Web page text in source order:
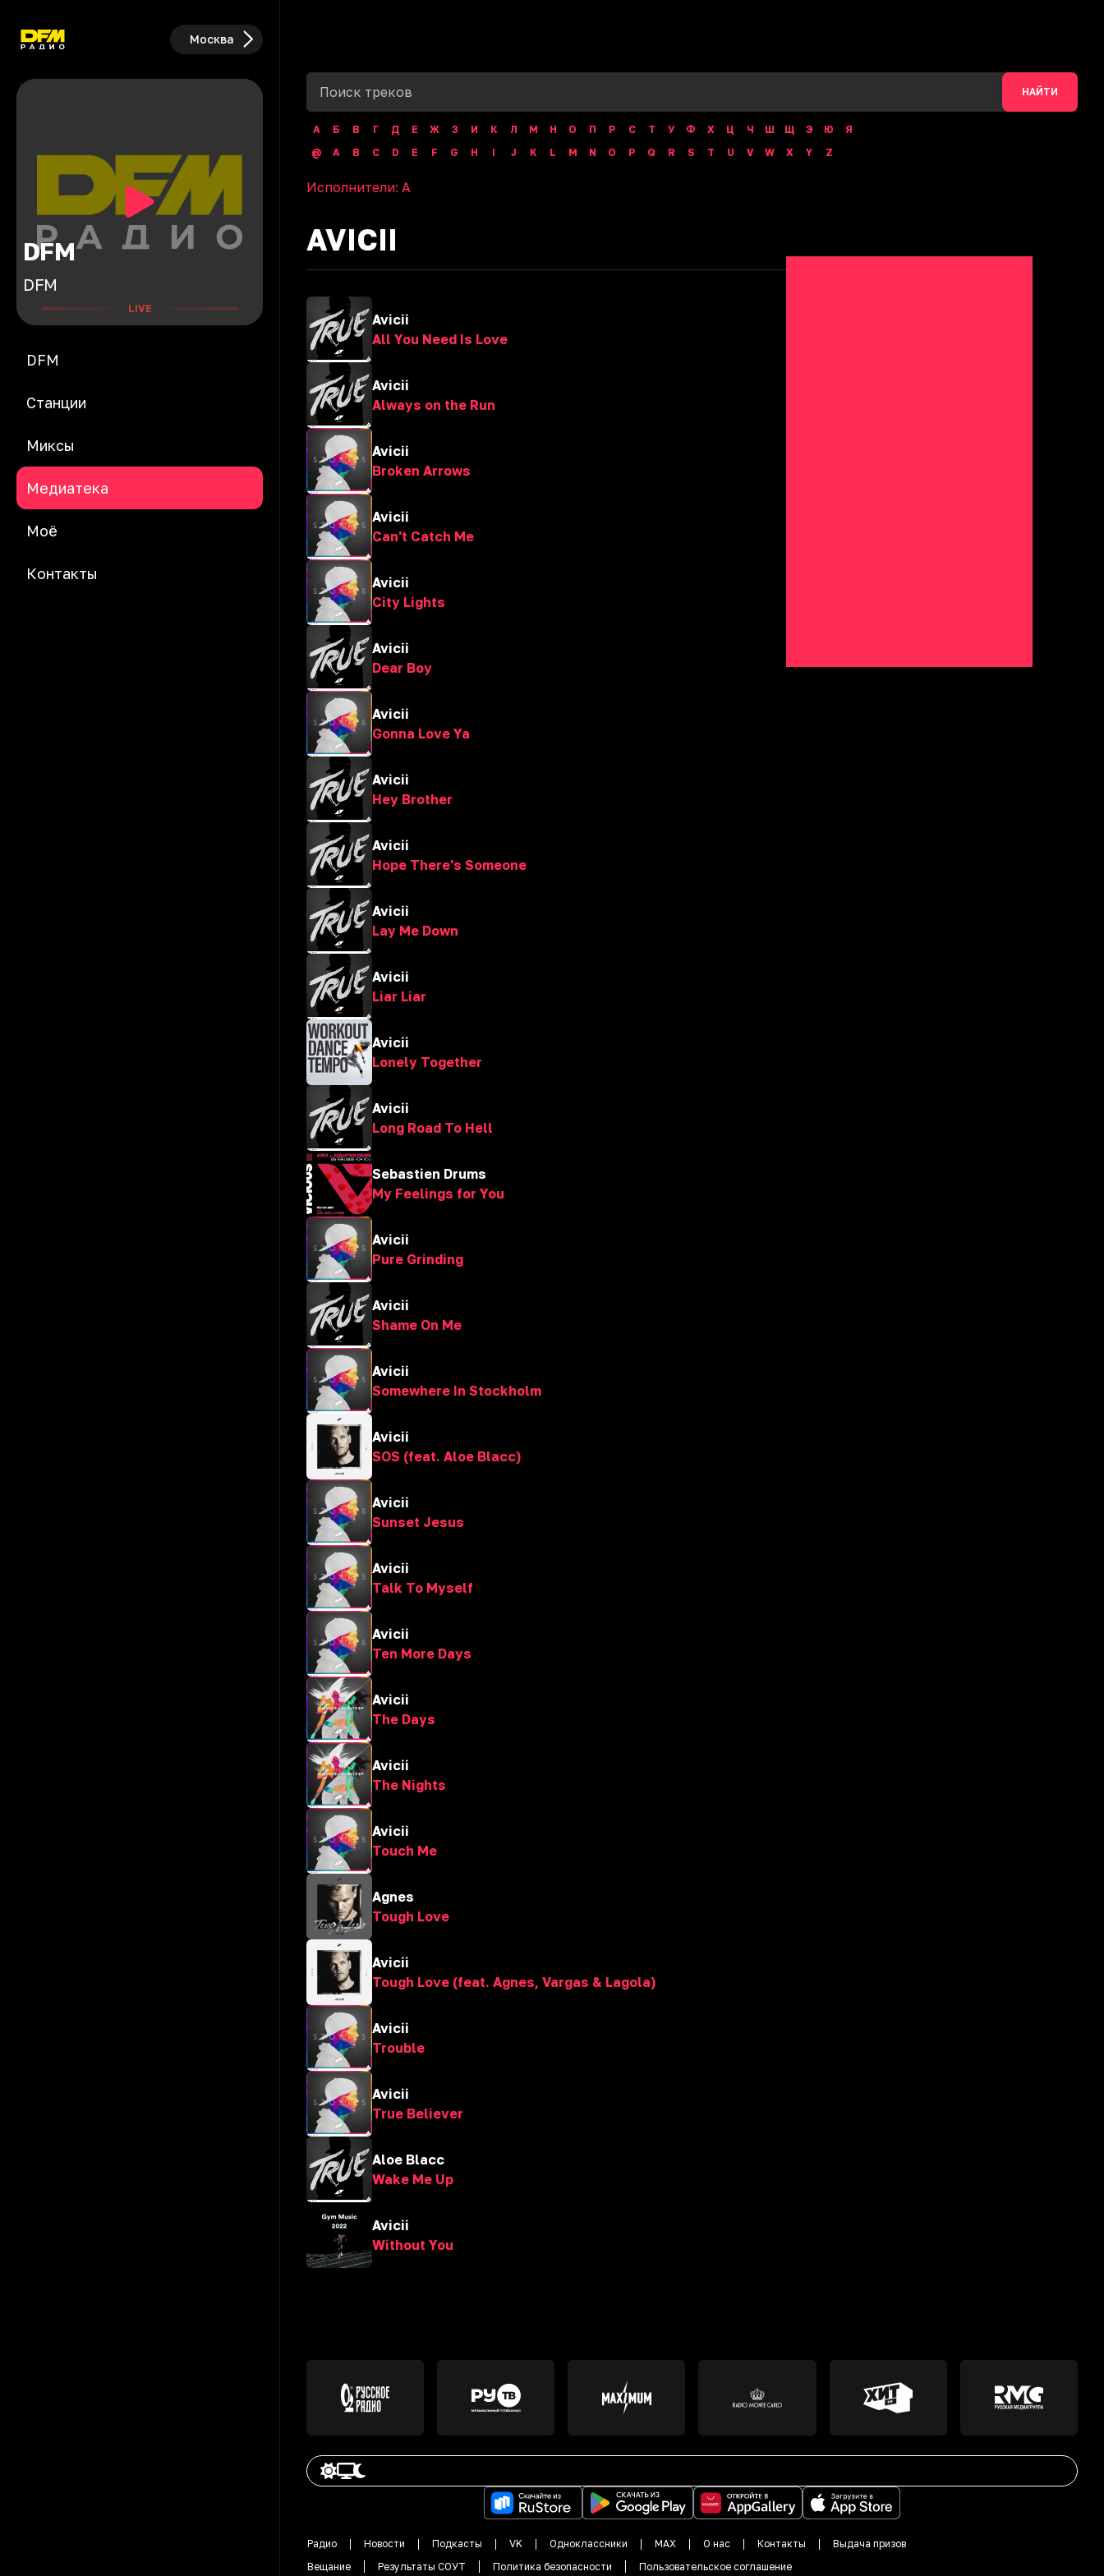
Москва
DFM
DFM
LIVE
DFM
Станции
Миксы
Медиатека
Моё
Контакты
НАЙТИ
А Б В Г Д Е Ж З И К Л М Н О П Р С Т У Ф Х Ц Ч Ш Щ Э Ю
Я
@
A B C D E F G H I J K L M N O P Q R S T U V W X Y Z
Исполнители: A
AVICII
Avicii
All You Need Is Love
Avicii
Always on the Run
Avicii
Broken Arrows
Avicii
Can't Catch Me
Avicii
City Lights
Avicii
Dear Boy
Avicii
Gonna Love Ya
Avicii
Hey Brother
Avicii
Hope There's Someone
Avicii
Lay Me Down
Avicii
Liar Liar
Avicii
Lonely Together
Avicii
Long Road To Hell
Sebastien Drums
My Feelings for You
Avicii
Pure Grinding
Avicii
Shame On Me
Avicii
Somewhere In Stockholm
Avicii
SOS (feat. Aloe Blacc)
Avicii
Sunset Jesus
Avicii
Talk To Myself
Avicii
Ten More Days
Avicii
The Days
Avicii
The Nights
Avicii
Touch Me
Agnes
Tough Love
Avicii
Tough Love (feat. Agnes, Vargas & Lagola)
Avicii
Trouble
Avicii
True Believer
Aloe Blacc
Wake Me Up
Avicii
Without You
Радио Новости Подкасты VK Одноклассники MAX О нас Контакты
Выдача призов
Вещание
Результаты СОУТ Политика безопасности Пользовательское соглашение